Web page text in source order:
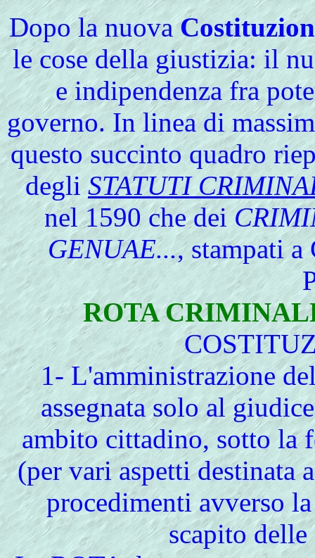
Dopola nuova
le cose della giustizia: il
e indipendenza fra
governo. In linea di
questo succinto quadro
degliSTATUTI
nel 1590 che dei
GENUAE..., stampati
ROTA
1- L'amministrazione
assegnata solo al
ambito cittadino, sotto la
(per vari aspetti destinata
procedimenti avverso
scapito